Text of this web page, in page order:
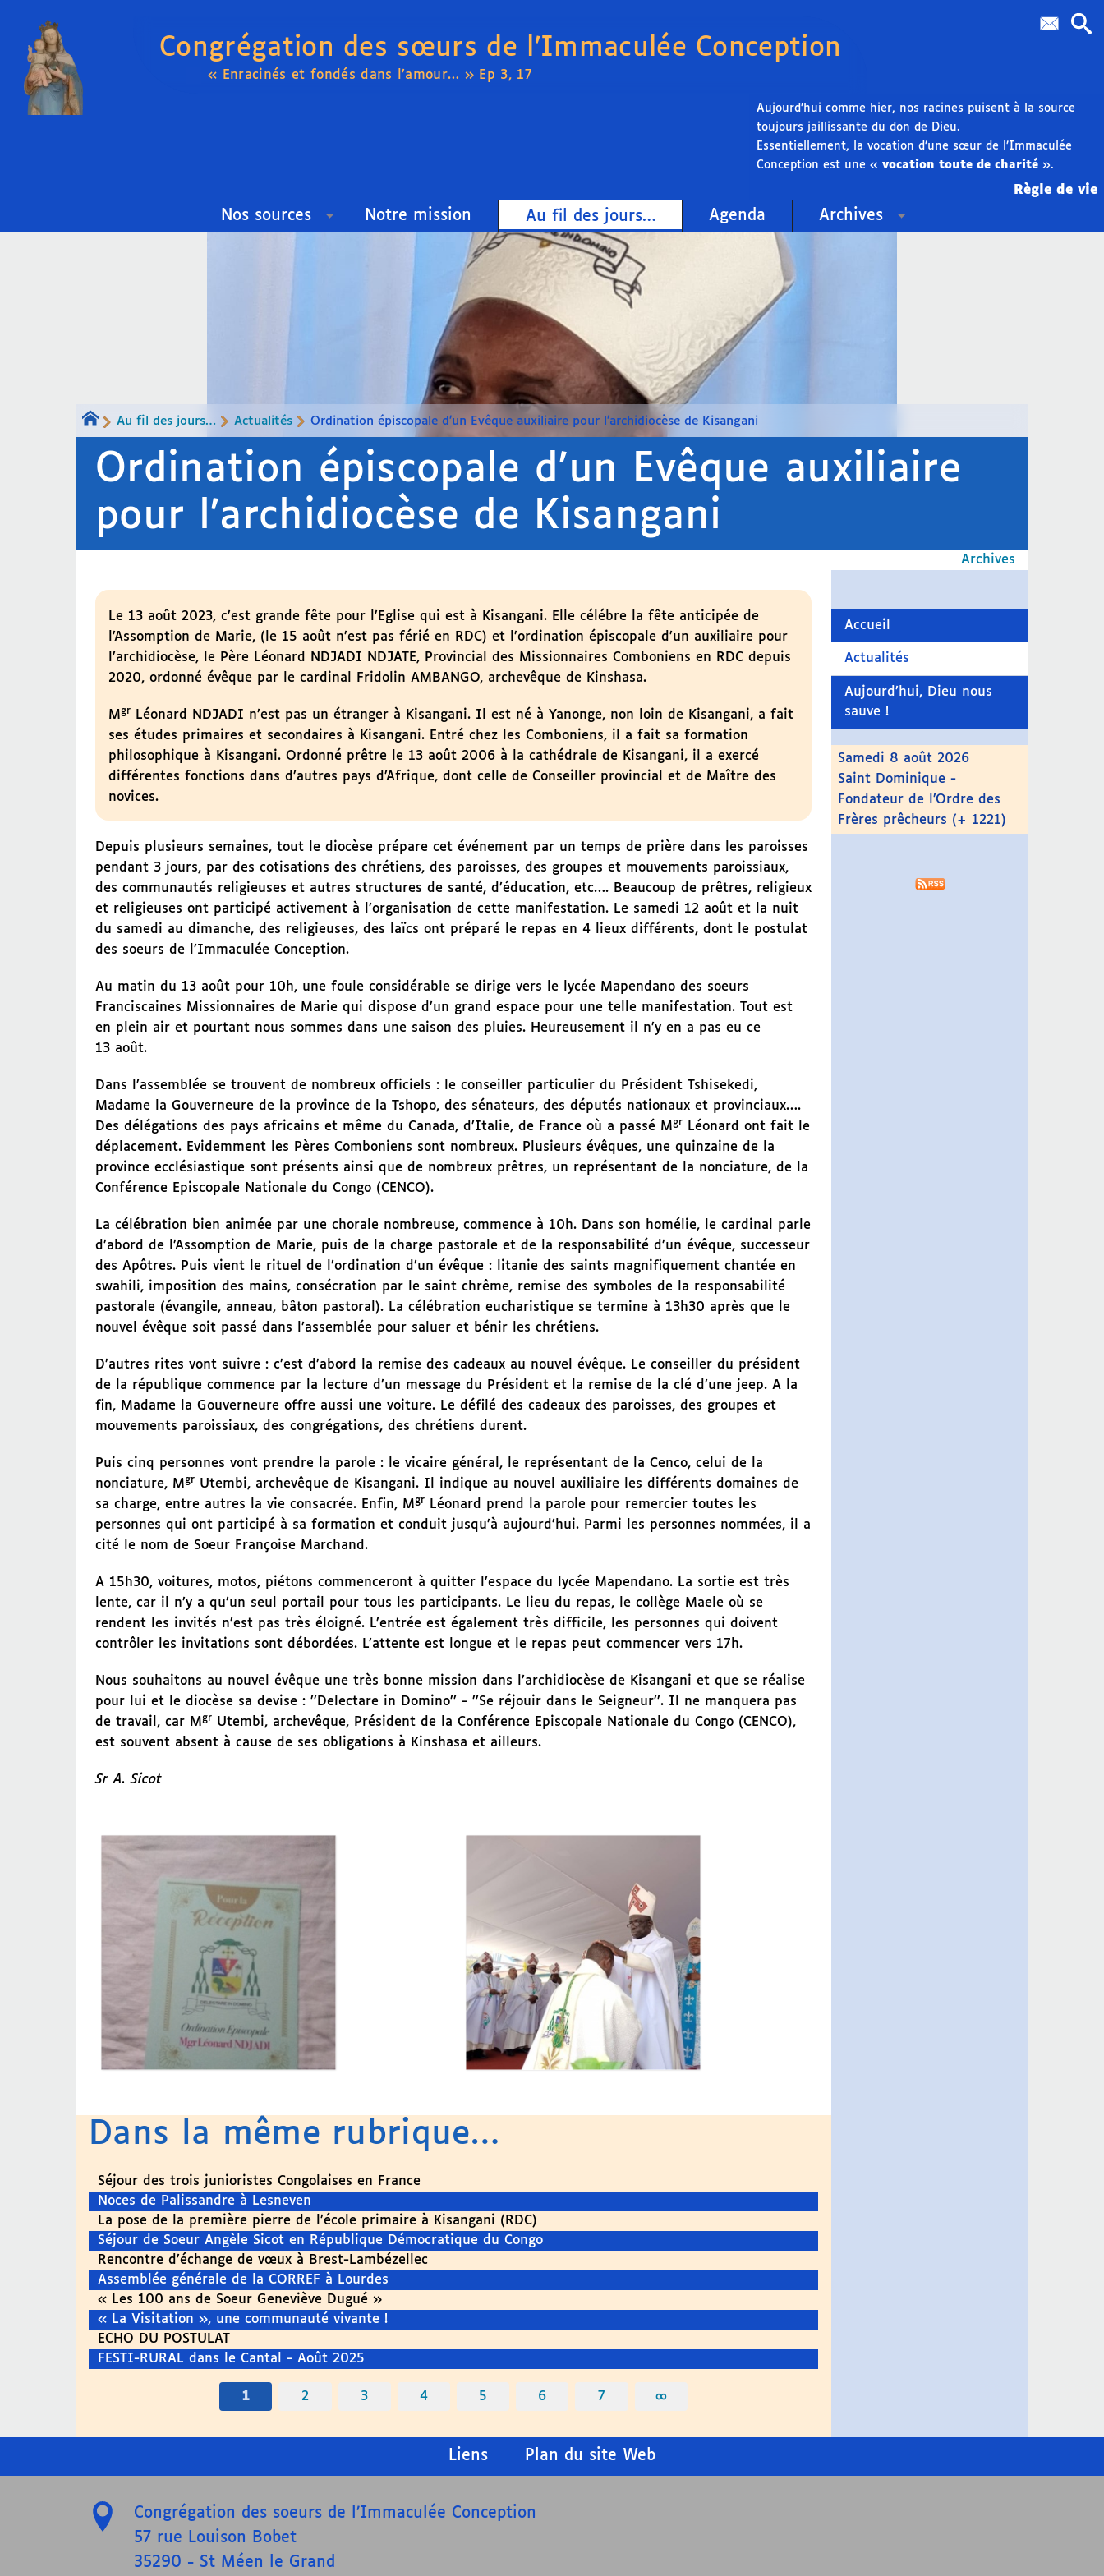
Congrégation des sœurs de l’Immaculée Conception
« Enracinés et fondés dans l’amour… » Ep 3, 17
Règle de vie
Aujourd’hui comme hier, nos racines puisent à la source
toujours jaillissante du don de Dieu.
Essentiellement, la vocation d’une sœur de l’Immaculée
Conception est une « vocation toute de charité».
Nos sources Notre mission Au fil des jours… Agenda Archives
Au fil des jours… Actualités Ordination épiscopale d’un Evêque auxiliaire pour l’archidiocèse de Kisangani
Ordination épiscopale d’un Evêque auxiliaire
pour l’archidiocèse de Kisangani
Archives
Le 13 août 2023, c’est grande fête pour l’Eglise qui est à Kisangani. Elle célébre la fête anticipée de
l’Assomption de Marie, (le 15 août n’est pas férié en RDC) et l’ordination épiscopale d’un auxiliaire pour
l’archidiocèse, le Père Léonard NDJADI NDJATE, Provincial des Missionnaires Comboniens en RDC depuis
2020, ordonné évêque par le cardinal Fridolin AMBANGO, archevêque de Kinshasa.
Mgr
Léonard NDJADI n’est pas un étranger à Kisangani. Il est né à Yanonge, non loin de Kisangani, a fait
ses études primaires et secondaires à Kisangani. Entré chez les Comboniens, il a fait sa formation
philosophique à Kisangani. Ordonné prêtre le 13 août 2006 à la cathédrale de Kisangani, il a exercé
différentes fonctions dans d’autres pays d’Afrique, dont celle de Conseiller provincial et de Maître des
novices.
Depuis plusieurs semaines, tout le diocèse prépare cet événement par un temps de prière dans les paroisses
pendant 3 jours, par des cotisations des chrétiens, des paroisses, des groupes et mouvements paroissiaux,
des communautés religieuses et autres structures de santé, d’éducation, etc…. Beaucoup de prêtres, religieux
et religieuses ont participé activement à l’organisation de cette manifestation. Le samedi 12 août et la nuit
du samedi au dimanche, des religieuses, des laïcs ont préparé le repas en 4 lieux différents, dont le postulat
des soeurs de l’Immaculée Conception.
Au matin du 13 août pour 10h, une foule considérable se dirige vers le lycée Mapendano des soeurs
Franciscaines Missionnaires de Marie qui dispose d’un grand espace pour une telle manifestation. Tout est
en plein air et pourtant nous sommes dans une saison des pluies. Heureusement il n’y en a pas eu ce
13 août.
Dans l’assemblée se trouvent de nombreux officiels : le conseiller particulier du Président Tshisekedi,
Madame la Gouverneure de la province de la Tshopo, des sénateurs, des députés nationaux et provinciaux….
Des délégations des pays africains et même du Canada, d’Italie, de France où a passé Mgr
Léonard ont fait le
déplacement. Evidemment les Pères Comboniens sont nombreux. Plusieurs évêques, une quinzaine de la
province ecclésiastique sont présents ainsi que de nombreux prêtres, un représentant de la nonciature, de la
Conférence Episcopale Nationale du Congo (CENCO).
La célébration bien animée par une chorale nombreuse, commence à 10h. Dans son homélie, le cardinal parle
d’abord de l’Assomption de Marie, puis de la charge pastorale et de la responsabilité d’un évêque, successeur
des Apôtres. Puis vient le rituel de l’ordination d’un évêque : litanie des saints magnifiquement chantée en
swahili, imposition des mains, consécration par le saint chrême, remise des symboles de la responsabilité
pastorale (évangile, anneau, bâton pastoral). La célébration eucharistique se termine à 13h30 après que le
nouvel évêque soit passé dans l’assemblée pour saluer et bénir les chrétiens.
D’autres rites vont suivre : c’est d’abord la remise des cadeaux au nouvel évêque. Le conseiller du président
de la république commence par la lecture d’un message du Président et la remise de la clé d’une jeep. A la
fin, Madame la Gouverneure offre aussi une voiture. Le défilé des cadeaux des paroisses, des groupes et
mouvements paroissiaux, des congrégations, des chrétiens durent.
Puis cinq personnes vont prendre la parole : le vicaire général, le représentant de la Cenco, celui de la
nonciature, Mgr Utembi, archevêque de Kisangani. Il indique au nouvel auxiliaire les différents domaines de
sa charge, entre autres la vie consacrée. Enfin, Mgr
Léonard prend la parole pour remercier toutes les
personnes qui ont participé à sa formation et conduit jusqu’à aujourd’hui. Parmi les personnes nommées, il a
cité le nom de Soeur Françoise Marchand.
A 15h30, voitures, motos, piétons commenceront à quitter l’espace du lycée Mapendano. La sortie est très
lente, car il n’y a qu’un seul portail pour tous les participants. Le lieu du repas, le collège Maele où se
rendent les invités n’est pas très éloigné. L’entrée est également très difficile, les personnes qui doivent
contrôler les invitations sont débordées. L’attente est longue et le repas peut commencer vers 17h.
Nous souhaitons au nouvel évêque une très bonne mission dans l’archidiocèse de Kisangani et que se réalise
pour lui et le diocèse sa devise : ’’Delectare in Domino’’ - ’’Se réjouir dans le Seigneur’’. Il ne manquera pas
de travail, car Mgr Utembi, archevêque, Président de la Conférence Episcopale Nationale du Congo (CENCO),
est souvent absent à cause de ses obligations à Kinshasa et ailleurs.
Sr A. Sicot
Dans la même rubrique…
Séjour des trois junioristes Congolaises en France
Noces de Palissandre à Lesneven
La pose de la première pierre de l’école primaire à Kisangani (RDC)
Séjour de Soeur Angèle Sicot en République Démocratique du Congo
Rencontre d’échange de vœux à Brest-Lambézellec
Assemblée générale de la CORREF à Lourdes
« Les 100 ans de Soeur Geneviève Dugué »
« La Visitation », une communauté vivante !
ECHO DU POSTULAT
FESTI-RURAL dans le Cantal - Août 2025
1 2 3 4 5 6 7 ∞
Accueil
Actualités
Aujourd’hui, Dieu nous
sauve !
Samedi 8 août 2026
Saint Dominique -
Fondateur de l’Ordre des
Frères prêcheurs (+ 1221)
Liens Plan du site Web
Congrégation des soeurs de l’Immaculée Conception
57 rue Louison Bobet
35290 - St Méen le Grand